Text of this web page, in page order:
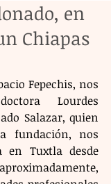
en
Chiapas
Fepechis, nos
Lourdes
Salazar, quien
fundación, nos
en Tuxtla desde